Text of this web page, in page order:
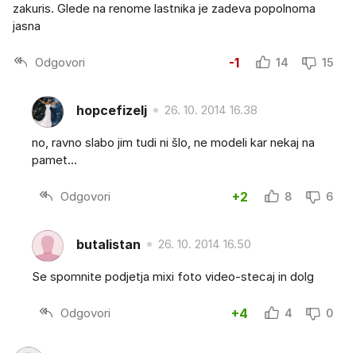
zakuris. Glede na renome lastnika je zadeva popolnoma
jasna
Odgovori -1 14 15
hopcefizelj 26. 10. 2014 16.38
no, ravno slabo jim tudi ni šlo, ne modeli kar nekaj na
pamet...
Odgovori +2 8 6
butalistan 26. 10. 2014 16.50
Se spomnite podjetja mixi foto video-stecaj in dolg
Odgovori +4 4 0